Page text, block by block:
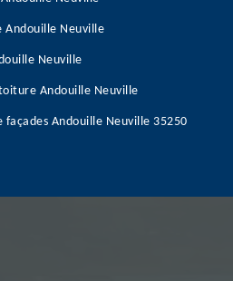
Andouille Neuville
Neuville
Andouille Neuville
façades Andouille Neuville 35250